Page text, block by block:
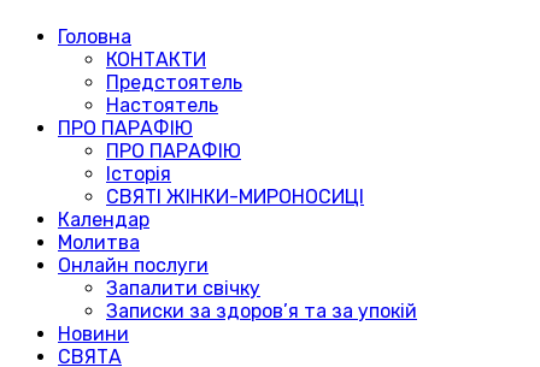
Головна
КОНТАКТИ
Предстоятель
Настоятель
ПРО ПАРАФІЮ
ПРО ПАРАФІЮ
Історія
СВЯТІ ЖІНКИ-МИРОНОСИЦІ
Календар
Молитва
Онлайн послуги
Запалити свічку
Записки за здоров’я та за упокій
Новини
СВЯТА